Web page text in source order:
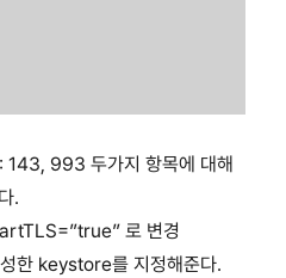
993 두가지 항목에 대해
.
로 변경
한 keystore를 지정해준다.